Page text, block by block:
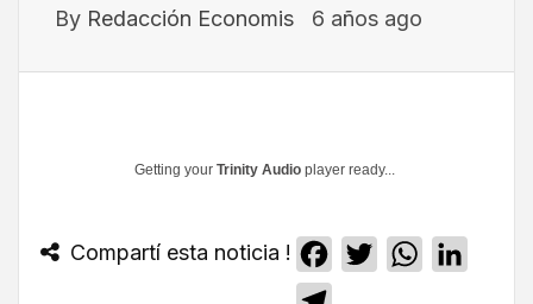
By Redacción Economis 6 años ago
Getting your Trinity Audio player ready...
Compartí esta noticia ! Facebook
TwitterWhatsApp